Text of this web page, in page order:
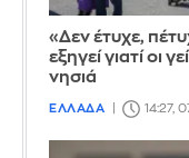
«Δεν έτυχε,
εξηγεί γιατί οι
νησιά
ΕΛΛΑΔΑ 14:27,